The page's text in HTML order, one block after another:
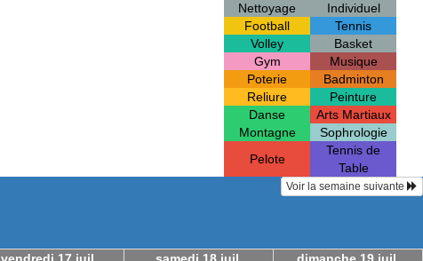
Nettoyage
Individuel
Football
Tennis
Volley
Basket
Gym
Musique
Poterie
Badminton
Reliure
Peinture
Danse
Arts Martiaux
Montagne
Sophrologie
Pelote
Tennis de
Table
Voir la semaine suivante